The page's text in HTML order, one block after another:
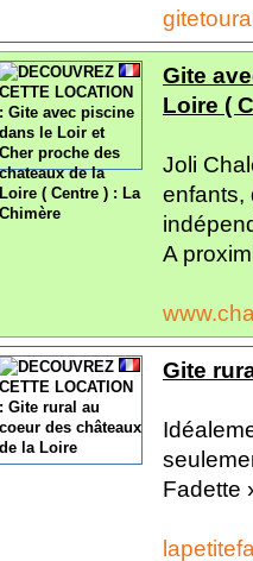
Gite
Loire (
Joli
enfants,
A
Gite
Fadette